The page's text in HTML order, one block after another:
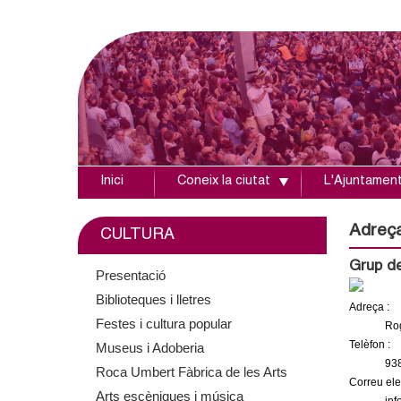
j
Inici Coneix la ciutat
Grup
Adreça :
Telèfon :
Correu
CULTURA
Presentació
Biblioteques i lletres
Festes i cultura popular
Museus i Adoberia
Roca Umbert Fàbrica de les Arts
Arts escèniques i música